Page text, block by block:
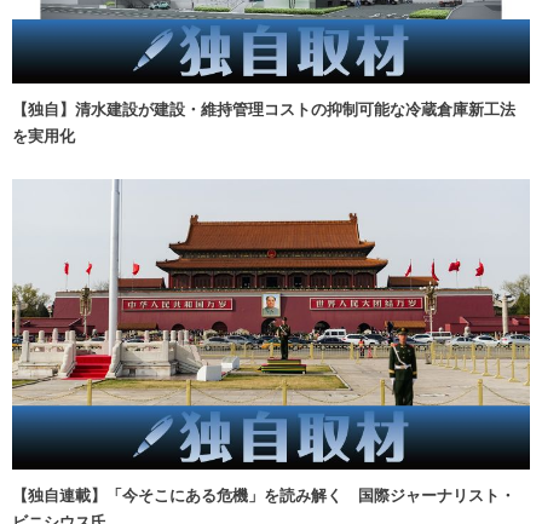
【独自】清水建設が建設・維持管理コストの抑制可能な冷蔵倉庫新工法
を実用化
【独自連載】「今そこにある危機」を読み解く 国際ジャーナリスト・